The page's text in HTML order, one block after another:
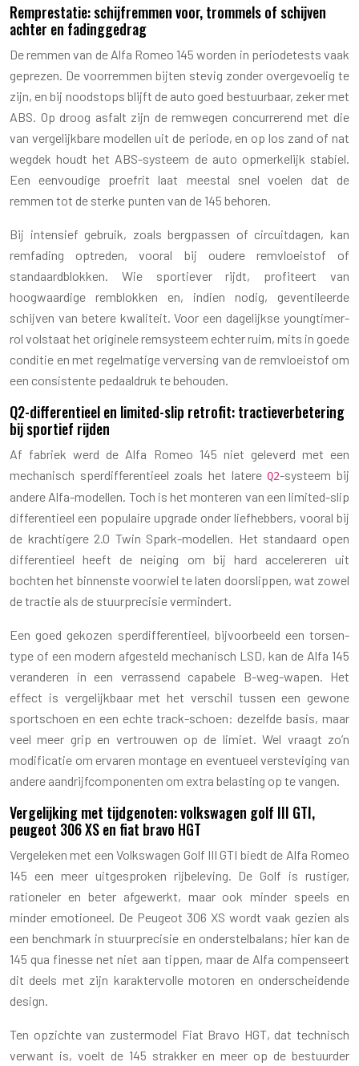
Remprestatie: schijfremmen voor, trommels of schijven
achter en fadinggedrag
De remmen van de Alfa Romeo 145 worden in periodetests vaak
geprezen. De voorremmen bijten stevig zonder overgevoelig te
zijn, en bij noodstops blijft de auto goed bestuurbaar, zeker met
ABS. Op droog asfalt zijn de remwegen concurrerend met die
van vergelijkbare modellen uit de periode, en op los zand of nat
wegdek houdt het ABS-systeem de auto opmerkelijk stabiel.
Een eenvoudige proefrit laat meestal snel voelen dat de
remmen tot de sterke punten van de 145 behoren.
Bij intensief gebruik, zoals bergpassen of circuitdagen, kan
remfading optreden, vooral bij oudere remvloeistof of
standaardblokken. Wie sportiever rijdt, profiteert van
hoogwaardige remblokken en, indien nodig, geventileerde
schijven van betere kwaliteit. Voor een dagelijkse youngtimer-
rol volstaat het originele remsysteem echter ruim, mits in goede
conditie en met regelmatige verversing van de remvloeistof om
een consistente pedaaldruk te behouden.
Q2-differentieel en limited-slip retrofit: tractieverbetering
bij sportief rijden
Af fabriek werd de Alfa Romeo 145 niet geleverd met een
mechanisch sperdifferentieel zoals het latereQ2-systeem bij
andere Alfa-modellen. Toch is het monteren van een limited-slip
differentieel een populaire upgrade onder liefhebbers, vooral bij
de krachtigere 2.0 Twin Spark-modellen. Het standaard open
differentieel heeft de neiging om bij hard accelereren uit
bochten het binnenste voorwiel te laten doorslippen, wat zowel
de tractie als de stuurprecisie vermindert.
Een goed gekozen sperdifferentieel, bijvoorbeeld een torsen-
type of een modern afgesteld mechanisch LSD, kan de Alfa 145
veranderen in een verrassend capabele B-weg-wapen. Het
effect is vergelijkbaar met het verschil tussen een gewone
sportschoen en een echte track-schoen: dezelfde basis, maar
veel meer grip en vertrouwen op de limiet. Wel vraagt zo’n
modificatie om ervaren montage en eventueel versteviging van
andere aandrijfcomponenten om extra belasting op te vangen.
Vergelijking met tijdgenoten: volkswagen golf III GTI,
peugeot 306 XS en fiat bravo HGT
Vergeleken met een Volkswagen Golf III GTI biedt de Alfa Romeo
145 een meer uitgesproken rijbeleving. De Golf is rustiger,
rationeler en beter afgewerkt, maar ook minder speels en
minder emotioneel. De Peugeot 306 XS wordt vaak gezien als
een benchmark in stuurprecisie en onderstelbalans; hier kan de
145 qua finesse net niet aan tippen, maar de Alfa compenseert
dit deels met zijn karaktervolle motoren en onderscheidende
design.
Ten opzichte van zustermodel Fiat Bravo HGT, dat technisch
verwant is, voelt de 145 strakker en meer op de bestuurder